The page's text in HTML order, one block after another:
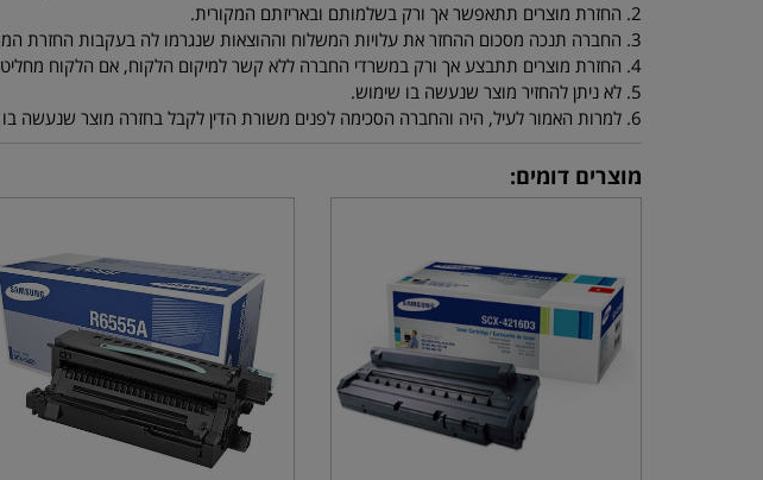
2. החזרת מוצרים תתאפשר אך ורק בשלמותם ובאריזתם המקורית.
3. החברה תנכה מסכום ההחזר את עלויות המשלוח וההוצאות שנגרמו לה בעקבות החזרת המוצרים.
4. החזרת מוצרים תתבצע אך ורק במשרדי החברה ללא קשר למיקום הלקוח, אם הלקוח מחליט לשלוח את המוצר ע"י חברת שליחויות, יהיה הלקוח אחראי למצב המוצר שהחזיר.
5. לא ניתן להחזיר מוצר שנעשה בו שימוש.
6. למרות האמור לעיל, היה והחברה הסכימה לפנים משורת הדין לקבל בחזרה מוצר שנעשה בו שימוש על ידי הלקוח - ינוכו מסכום ההחזר דמי המשלוח וסכום אשר יוחלט עליו ע"י החברה.
מוצרים דומים: